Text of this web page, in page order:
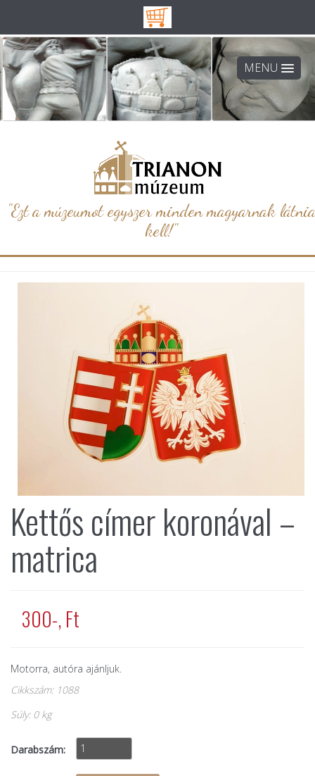
MENU
"Ezt a múzeumot egyszer minden magyarnak látnia
kell!"
Kettős címer koronával –
matrica
300-, Ft
Motorra, autóra ajánljuk.
Cikkszám: 1088
Súly: 0 kg
Darabszám: